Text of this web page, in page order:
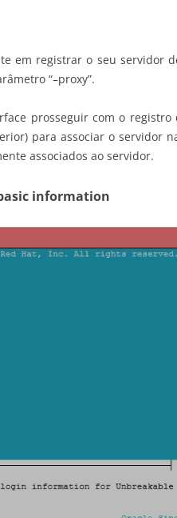
em registrar o seu servidor
“–proxy”.
prosseguir com o
para associar o servidor
associados ao servidor.
information